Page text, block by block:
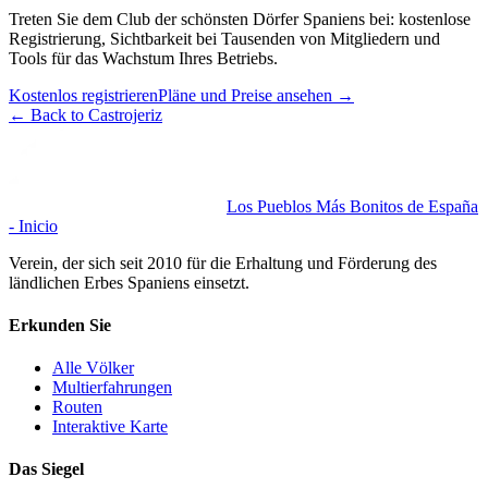
Treten Sie dem Club der schönsten Dörfer Spaniens bei: kostenlose
Registrierung, Sichtbarkeit bei Tausenden von Mitgliedern und
Tools für das Wachstum Ihres Betriebs.
Kostenlos registrierenPläne und Preise ansehen →
← Back to Castrojeriz
Los Pueblos Más Bonitos de España
- Inicio
Verein, der sich seit 2010 für die Erhaltung und Förderung des
ländlichen Erbes Spaniens einsetzt.
Erkunden Sie
Alle Völker
Multierfahrungen
Routen
Interaktive Karte
Das Siegel